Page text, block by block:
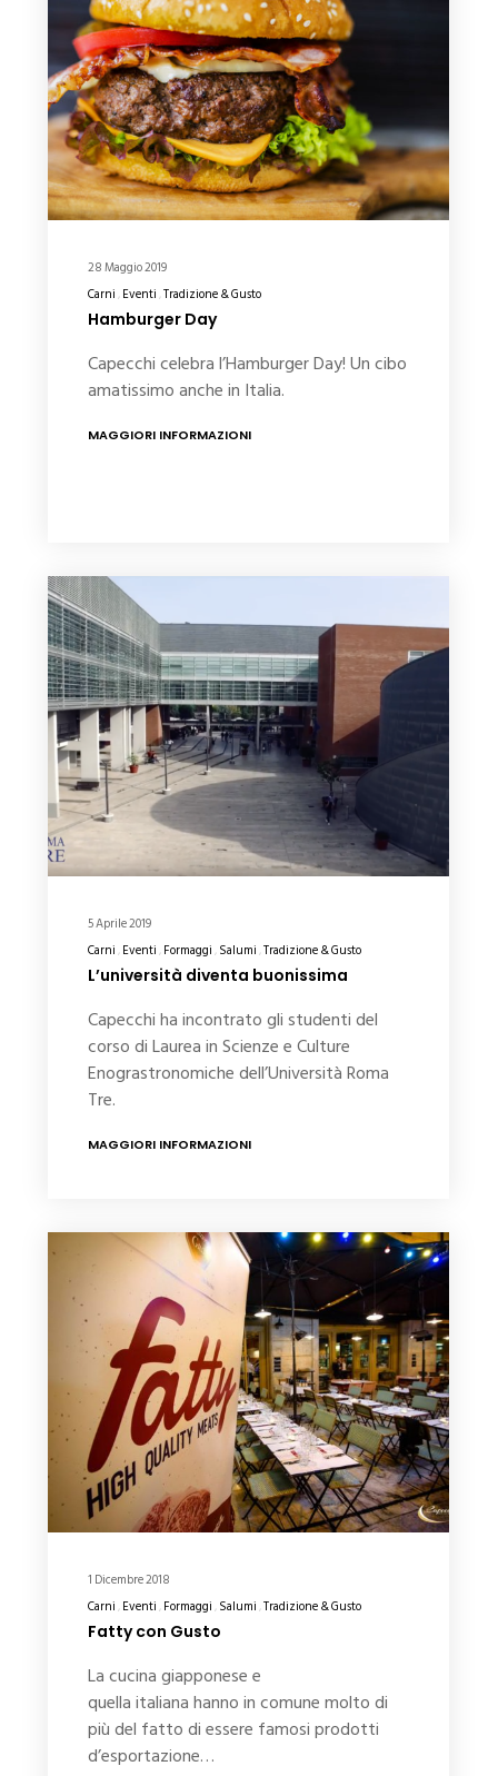
28 Maggio 2019
Carni Eventi Tradizione & Gusto
Hamburger Day
Capecchi celebra l’Hamburger Day! Un cibo
amatissimo anche in Italia.
MAGGIORI INFORMAZIONI
5 Aprile 2019
Carni Eventi Formaggi Salumi Tradizione & Gusto
L’università diventa buonissima
Capecchi ha incontrato gli studenti del
corso di Laurea in Scienze e Culture
Enograstronomiche dell’Università Roma
Tre.
MAGGIORI INFORMAZIONI
1 Dicembre 2018
Carni Eventi Formaggi Salumi Tradizione & Gusto
Fatty con Gusto
La cucina giapponese e
quella italiana hanno in comune molto di
più del fatto di essere famosi prodotti
d’esportazione…